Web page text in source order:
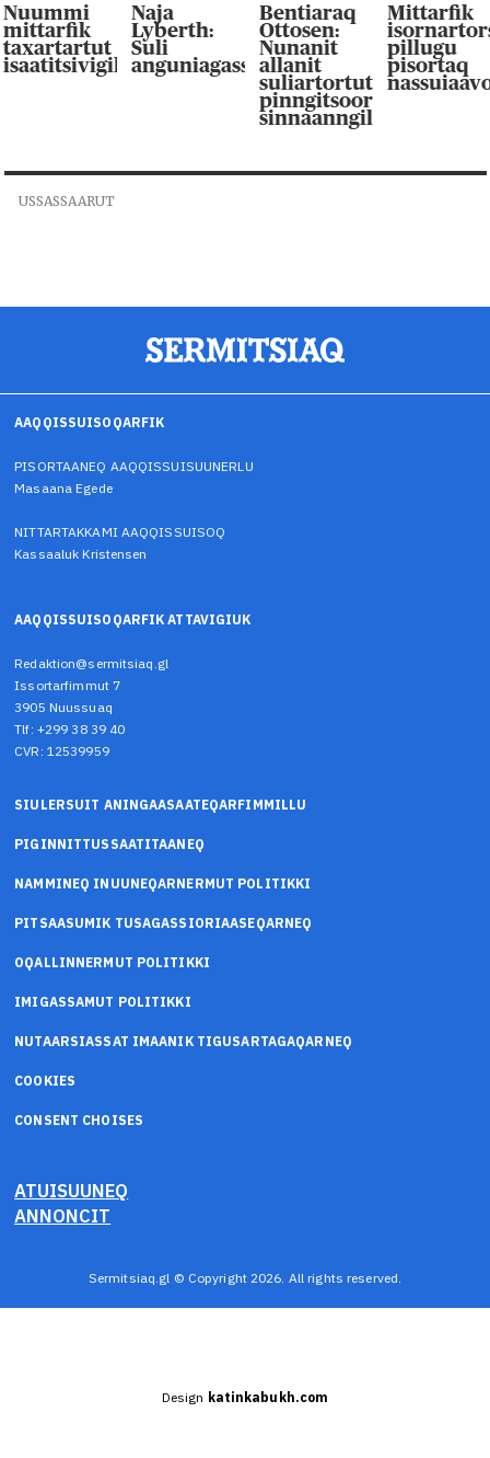
Nuummi
mittarfik
taxartartut
isaatitsivigilluarpaat
Naja
Lyberth:
Suli
anguniagassaqaqaagut
Bentiaraq
Ottosen:
Nunanit
allanit
suliartortut
pinngitsoor-
Mittarfik
pillugu
pisortaq
USSASSAARUT
AAQQISSUISOQARFIK
PISORTAANEQ AAQQISSUISUUNERLU
Masaana Egede
NITTARTAKKAMI AAQQISSUISOQ
Kassaaluk Kristensen
AAQQISSUISOQARFIK ATTAVIGIUK
Redaktion@sermitsiaq.gl
Issortarfimmut 7
3905 Nuussuaq
Tlf: +299 38 39 40
CVR: 12539959
SIULERSUIT ANINGAASAATEQARFIMMILLU
PIGINNITTUSSAATITAANEQ
NAMMINEQ INUUNEQARNERMUT POLITIKKI
PITSAASUMIK TUSAGASSIORIAASEQARNEQ
OQALLINNERMUT POLITIKKI
IMIGASSAMUT POLITIKKI
NUTAARSIASSAT IMAANIK TIGUSARTAGAQARNEQ
COOKIES
CONSENT CHOISES
ATUISUUNEQ
ANNONCIT
Sermitsiaq.gl © Copyright 2026. All rights reserved.
Design katinkabukh.com